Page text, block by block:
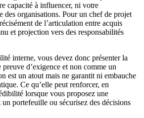
capacité à influencer, ni votre
des organisations. Pour un chef de projet
de l’articulation entre acquis
et projection vers des responsabilités
interne, vous devez donc présenter la
d’exigence et non comme un
est un atout mais ne garantit ni embauche
Ce qu’elle peut renforcer, en
lorsque vous proposez une
portefeuille ou sécurisez des décisions